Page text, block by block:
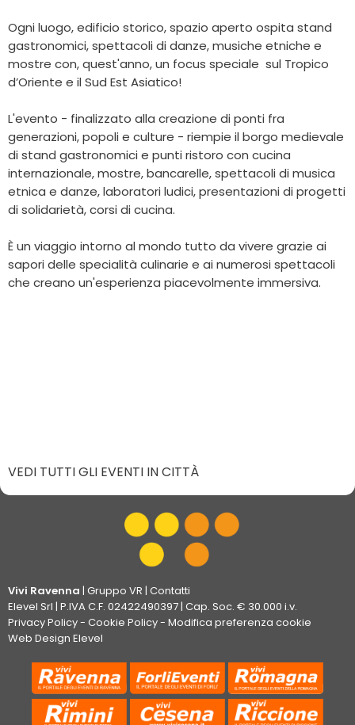
Ogni luogo, edificio storico, spazio aperto ospita stand
gastronomici, spettacoli di danze, musiche etniche e
mostre con, quest'anno, un focus speciale sul Tropico
d’Oriente e il Sud Est Asiatico!
L'evento - finalizzato alla creazione di ponti fra
generazioni, popoli e culture - riempie il borgo medievale
di stand gastronomici e punti ristoro con cucina
internazionale, mostre, bancarelle, spettacoli di musica
etnica e danze, laboratori ludici, presentazioni di progetti
di solidarietà, corsi di cucina.
È un viaggio intorno al mondo tutto da vivere grazie ai
sapori delle specialità culinarie e ai numerosi spettacoli
che creano un'esperienza piacevolmente immersiva.
VEDI TUTTI GLI EVENTI IN CITTÀ
Vivi Ravenna | Gruppo VR | Contatti
Elevel Srl | P.IVA C.F. 02422490397 | Cap. Soc. € 30.000 i.v.
Privacy Policy- Cookie Policy- Modifica preferenza cookie
Web Design Elevel